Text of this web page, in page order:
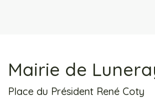
Mairie de
Place du Président René Coty